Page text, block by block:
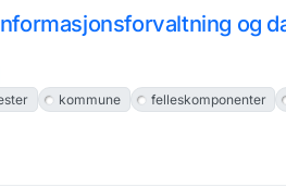
og
kommune felleskomponenter